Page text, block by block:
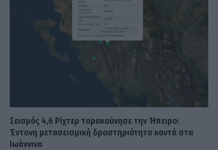
Σεισμός 4,6 Ρίχτερ ταρακούνησε την Ήπειρο:
Έντονη μετασεισμική δραστηριότητα κοντά στα
Ιωάννινα